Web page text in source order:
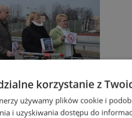
wolnej od handlu
korzystanie z
używamy plików cookie i
i uzyskiwania dostępu do